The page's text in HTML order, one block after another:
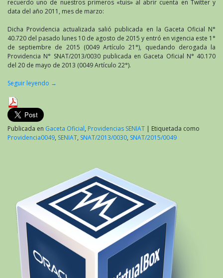
recuerdo uno de nuestros primeros «tuis» al abrir cuenta en Twitter y
data del año 2011, mes de marzo:
Dicha Providencia actualizada salió publicada en la Gaceta Oficial N°
40.720 del pasado lunes 10 de agosto de 2015 y entró en vigencia este 1°
de septiembre de 2015 (0049 Artículo 21°), quedando derogada la
Providencia N° SNAT/2013/0030 publicada en Gaceta Oficial N° 40.170
del 20 de mayo de 2013 (0049 Artículo 22°).
Seguir leyendo →
Publicada en Gaceta Oficial, Providencias SENIAT | Etiquetada como
Providencia0049, SENIAT, SNAT/2013/0030, SNAT/2015/0049